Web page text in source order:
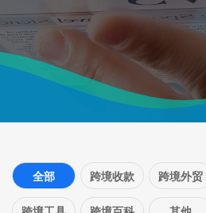
全部 跨境收款 跨境外贸